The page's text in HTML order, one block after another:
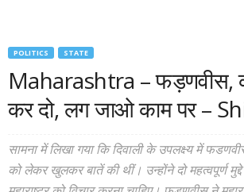
POLITICS STATE
Maharashtra – फड़णवीस,
कर दो, लग जाओ काम पर –
सामना में लिखा गया कि दिवाली के उपलक्ष्य में
को लेकर खुलकर बातें की थीं। उन्होंने दो महत्वपूर्ण